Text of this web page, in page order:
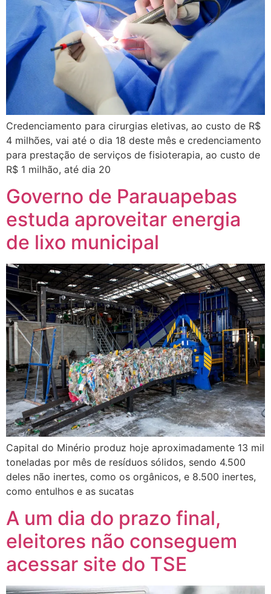
Credenciamento para cirurgias eletivas, ao custo de R$
4 milhões, vai até o dia 18 deste mês e credenciamento
para prestação de serviços de fisioterapia, ao custo de
R$ 1 milhão, até dia 20
Governo de Parauapebas
estuda aproveitar energia
de lixo municipal
Capital do Minério produz hoje aproximadamente 13 mil
toneladas por mês de resíduos sólidos, sendo 4.500
deles não inertes, como os orgânicos, e 8.500 inertes,
como entulhos e as sucatas
A um dia do prazo final,
eleitores não conseguem
acessar site do TSE